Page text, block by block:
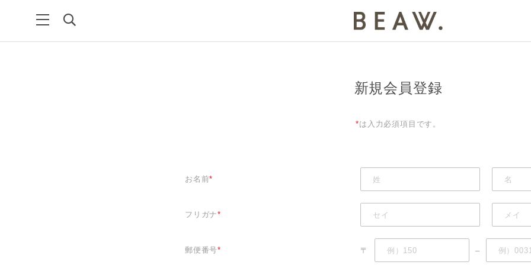
新規会員登録
*は入力必須項目です。
お名前*
フリガナ*
郵便番号* 〒 –